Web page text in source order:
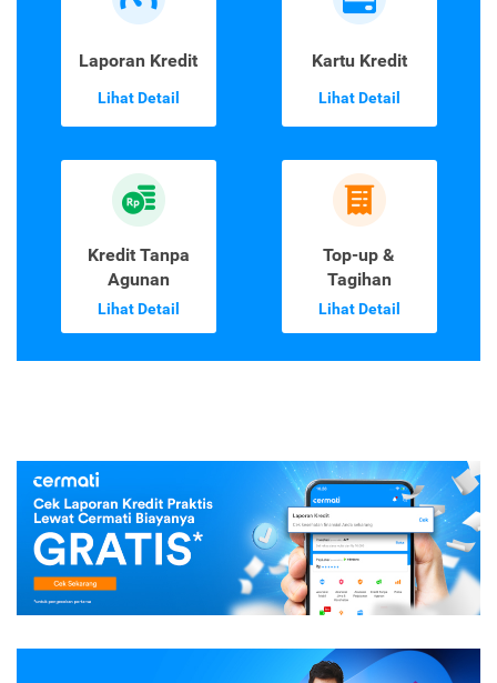
Laporan Kredit
Lihat Detail
Kartu Kredit
Lihat Detail
Kredit Tanpa
Agunan
Lihat Detail
Top-up &
Tagihan
Lihat Detail